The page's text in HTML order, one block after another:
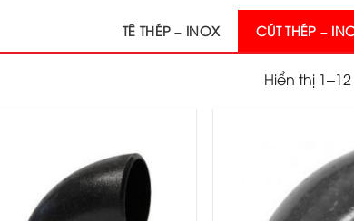
TÊ THÉP – INOX CÚT THÉP –
Hiển thị